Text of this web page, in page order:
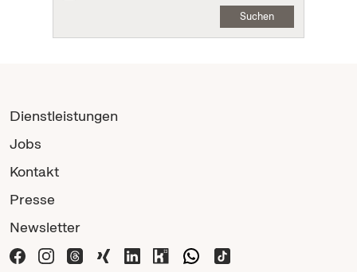
Suchen
Dienstleistungen
Jobs
Kontakt
Presse
Newsletter